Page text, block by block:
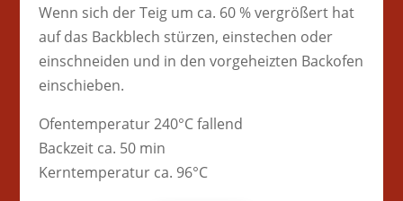
Wenn sich der Teig um ca. 60 % vergrößert hat
auf das Backblech stürzen, einstechen oder
einschneiden und in den vorgeheizten Backofen
einschieben.
Ofentemperatur 240°C fallend
Backzeit ca. 50 min
Kerntemperatur ca. 96°C